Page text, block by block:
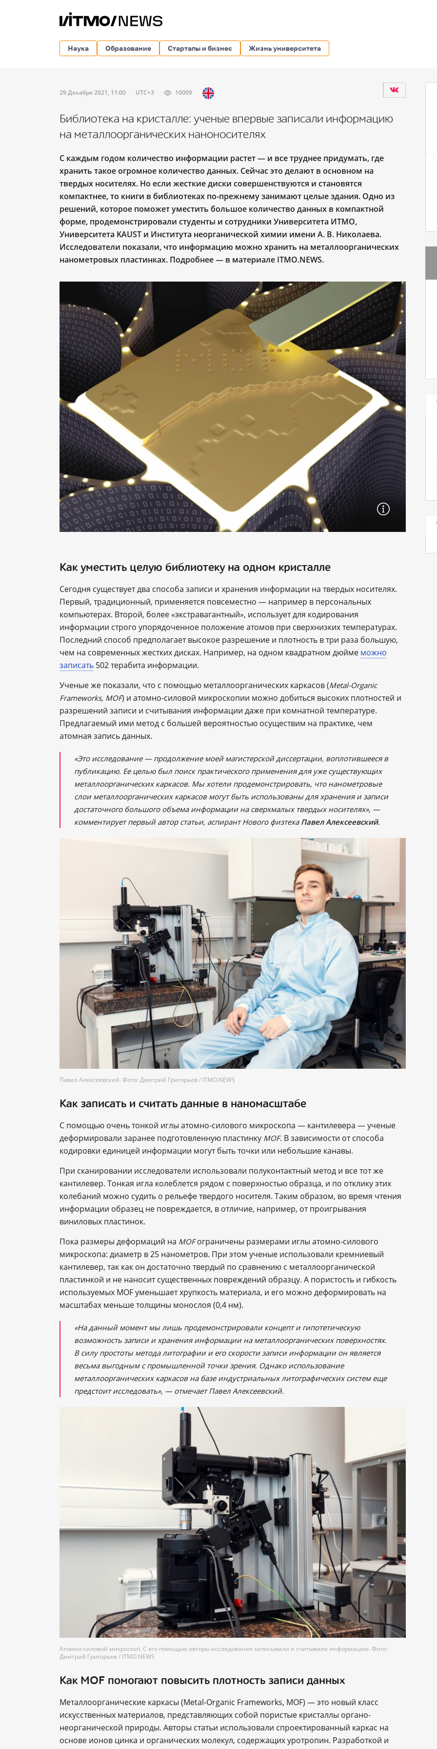
Наука Образование Стартапы и бизнес Жизнь университета
29 Декабря 2021, 11:00 UTC+3 10009
Библиотека на кристалле: ученые впервые записали информацию
на металлоорганических наноносителях
С каждым годом количество информации растет ― и все труднее придумать, где
хранить такое огромное количество данных. Сейчас это делают в основном на
твердых носителях. Но если жесткие диски совершенствуются и становятся
компактнее, то книги в библиотеках по-прежнему занимают целые здания. Одно из
решений, которое поможет уместить большое количество данных в компактной
форме, продемонстрировали студенты и сотрудники Университета ИТМО,
Университета KAUST и Института неорганической химии имени А. В. Николаева.
Исследователи показали, что информацию можно хранить на металлоорганических
нанометровых пластинках. Подробнее — в материале ITMO.NEWS.
Как уместить целую библиотеку на одном кристалле
Сегодня существует два способа записи и хранения информации на твердых носителях.
Первый, традиционный, применяется повсеместно ― например в персональных
компьютерах. Второй, более «экстравагантный», использует для кодирования
информации строго упорядоченное положение атомов при сверхнизких температурах.
Последний способ предполагает высокое разрешение и плотность в три раза большую,
чем на современных жестких дисках. Например, на одном квадратном дюйме можно
записать 502 терабита информации.
Ученые же показали, что с помощью металлоорганических каркасов (Metal-Organic
Frameworks, MOF) и атомно-силовой микроскопии можно добиться высоких плотностей и
разрешений записи и считывания информации даже при комнатной температуре.
Предлагаемый ими метод с большей вероятностью осуществим на практике, чем
атомная запись данных.
«Это исследование — продолжение моей магистерской диссертации, воплотившееся в
публикацию. Ее целью был поиск практического применения для уже существующих
металлоорганических каркасов. Мы хотели продемонстрировать, что нанометровые
слои металлоорганических каркасов могут быть использованы для хранения и записи
достаточного большого объема информации на сверхмалых твердых носителях», —
комментирует первый автор статьи, аспирант Нового физтеха Павел Алексеевский.
Павел Алексеевский. Фото: Дмитрий Григорьев / ITMO.NEWS
Как записать и считать данные в наномасштабе
С помощью очень тонкой иглы атомно-силового микроскопа ― кантилевера ― ученые
деформировали заранее подготовленную пластинку MOF. В зависимости от способа
кодировки единицей информации могут быть точки или небольшие канавы.
При сканировании исследователи использовали полуконтактный метод и все тот же
кантилевер. Тонкая игла колеблется рядом с поверхностью образца, и по отклику этих
колебаний можно судить о рельефе твердого носителя. Таким образом, во время чтения
информации образец не повреждается, в отличие, например, от проигрывания
виниловых пластинок.
Пока размеры деформаций на MOFограничены размерами иглы атомно-силового
микроскопа: диаметр в 25 нанометров. При этом ученые использовали кремниевый
кантилевер, так как он достаточно твердый по сравнению с металлоорганической
пластинкой и не наносит существенных повреждений образцу. А пористость и гибкость
используемых MOF уменьшает хрупкость материала, и его можно деформировать на
масштабах меньше толщины монослоя (0,4 нм).
«На данный момент мы лишь продемонстрировали концепт и гипотетическую
возможность записи и хранения информации на металлоорганических поверхностях.
В силу простоты метода литографии и его скорости записи информации он является
весьма выгодным с промышленной точки зрения. Однако использование
металлоорганических каркасов на базе индустриальных литографических систем еще
предстоит исследовать», — отмечает Павел Алексеевский.
Атомно-силовой микроскоп. C его помощью авторы исследования записывали и считывали информацию. Фото:
Дмитрий Григорьев / ITMO.NEWS
Как MOF помогают повысить плотность записи данных
Металлоорганические каркасы (Metal-Organic Frameworks, MOF) — это новый класс
искусственных материалов, представляющих собой пористые кристаллы органо-
неорганической природы. Авторы статьи использовали спроектированный каркас на
основе ионов цинка и органических молекул, содержащих уротропин. Разработкой и